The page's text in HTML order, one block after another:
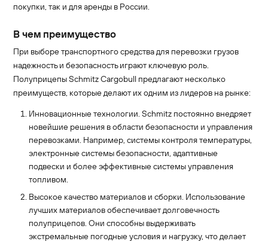
покупки, так и для аренды в России.
В чем преимущество
При выборе транспортного средства для перевозки грузов
надежность и безопасность играют ключевую роль.
Полуприцепы Schmitz Cargobull предлагают несколько
преимуществ, которые делают их одним из лидеров на рынке:
Инновационные технологии. Schmitz постоянно внедряет
новейшие решения в области безопасности и управления
перевозками. Например, системы контроля температуры,
электронные системы безопасности, адаптивные
подвески и более эффективные системы управления
топливом.
Высокое качество материалов и сборки. Использование
лучших материалов обеспечивает долговечность
полуприцепов. Они способны выдерживать
экстремальные погодные условия и нагрузку, что делает